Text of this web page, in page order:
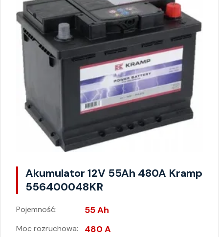
Akumulator 12V 55Ah 480A Kramp
556400048KR
Pojemność: 55 Ah
Moc rozruchowa: 480 A